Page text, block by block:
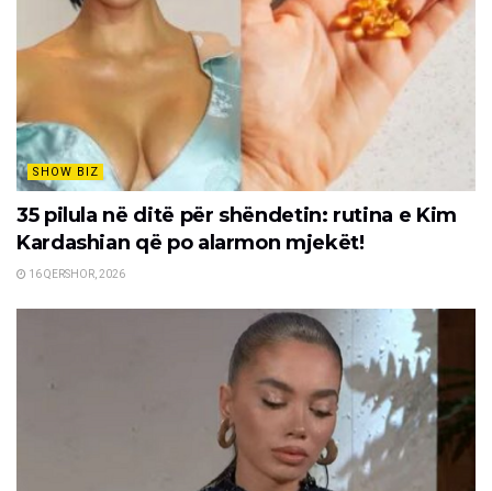
SHOW BIZ
35 pilula në ditë për shëndetin: rutina e Kim
Kardashian që po alarmon mjekët!
16 QERSHOR, 2026